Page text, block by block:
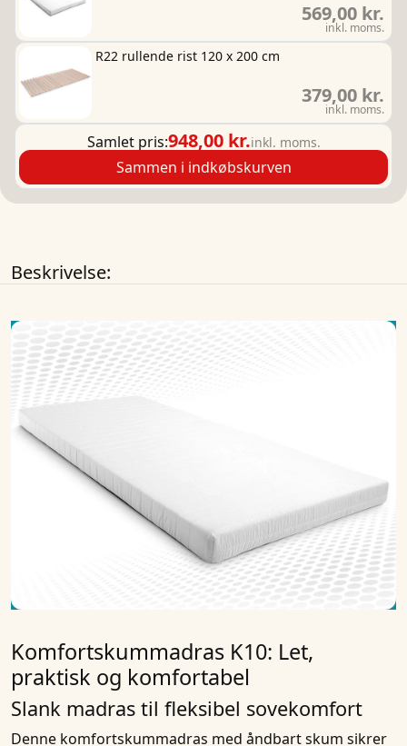
569,00 kr.
inkl. moms.
R22 rullende rist 120 x 200 cm
379,00 kr.
inkl. moms.
Samlet pris:948,00 kr.inkl. moms.
Sammen i indkøbskurven
Beskrivelse:
Komfortskummadras K10: Let,
praktisk og komfortabel
Slank madras til fleksibel sovekomfort
Denne komfortskummadras med åndbart skum sikrer